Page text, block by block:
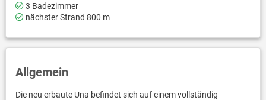
3 Badezimmer
nächster Strand 800 m
Allgemein
Die neu erbaute Una befindet sich auf einem vollständig